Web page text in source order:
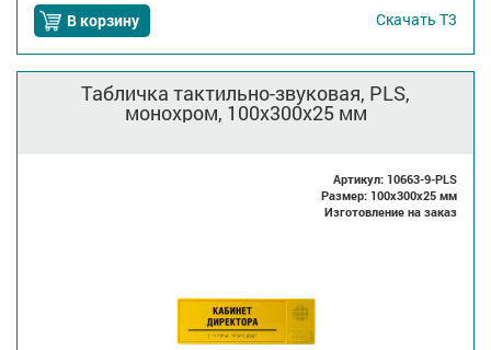
В корзину Скачать Т3
Табличка тактильно-звуковая, PLS,
монохром, 100x300x25 мм
Артикул: 10663-9-PLS
Размер: 100x300x25 мм
Изготовление на заказ